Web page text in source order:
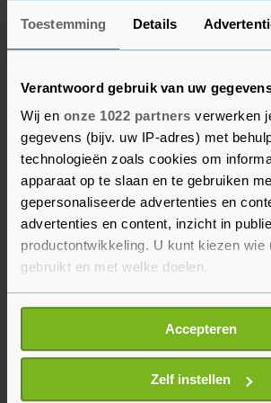
Toestemming Details
Verantwoord gebruik van uw
Wij en onze 1022 partners verwerken
gegevens (bijv. uw IP-adres) met
technologieën zoals cookies om
apparaat op te slaan en te gebruiken
gepersonaliseerde advertenties en
advertenties en content, inzicht in
productontwikkeling. U kunt kiezen wie
gebruikt en met welke doelen.
Als u het toestaat, willen we ook graag:
Informatie verzamelen over uw
locatie, die tot een paar meter
Uw apparaat identificeren door
scannen op specifieke
Accepteren
Zelf instellen
Voor een progressieve
de PvdA en GroenLinks gekeken,
willen alleen samen in een coalitie.
hebben daar tot nu toe steeds
gemaakt, hoewel de combinatie
uitgesloten. Die partijen zouden
de ChristenUnie samenwerken,
weer niet zitten.
Combinaties met Volt en JA21, die
Rutte heeft genoemd, liggen
en hebben bovendien sinds het
vertrek van Pieter Omtzigt uit het
meerderheid meer.